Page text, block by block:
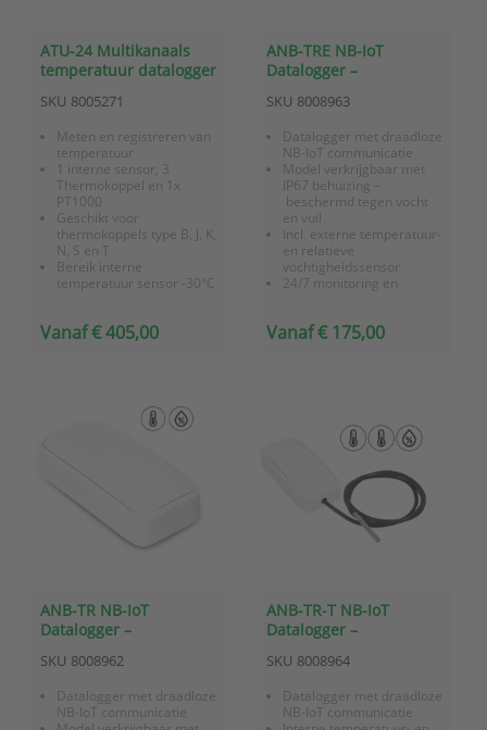
ATU-24 Multikanaals
temperatuur datalogger
SKU 8005271
Meten en registreren van
temperatuur
1 interne sensor, 3
Thermokoppel en 1x
PT1000
Geschikt voor
thermokoppels type B, J, K,
N, S en T
Bereik interne
temperatuur sensor -30°C
temperatuur sensor
van thermokoppel
...
Vanaf € 405,00
ANB-TRE NB-IoT
Datalogger –
vochtigheid (externe
sensor)
SKU 8008963
Datalogger met draadloze
NB-IoT communicatie
Model verkrijgbaar met
IP67 behuizing –
beschermd tegen vocht
en vuil
Incl. externe temperatuur-
en relatieve
vochtigheidssensor
24/7 monitoring en
Slimme buffering,
Vanaf € 175,00
ANB-TR NB-IoT
Datalogger –
relatieve vochtigheid
(geïntegreerde sensor)
SKU 8008962
Datalogger met draadloze
NB-IoT communicatie
ANB-TR-T NB-IoT
Datalogger –
vochtigheid + extern
temperatuur
SKU 8008964
Datalogger met draadloze
NB-IoT communicatie